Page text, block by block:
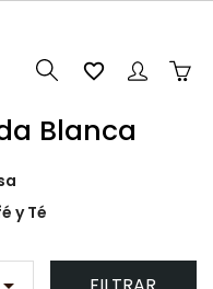

Blanca
y Té